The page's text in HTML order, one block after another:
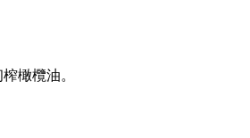
橄欖油。